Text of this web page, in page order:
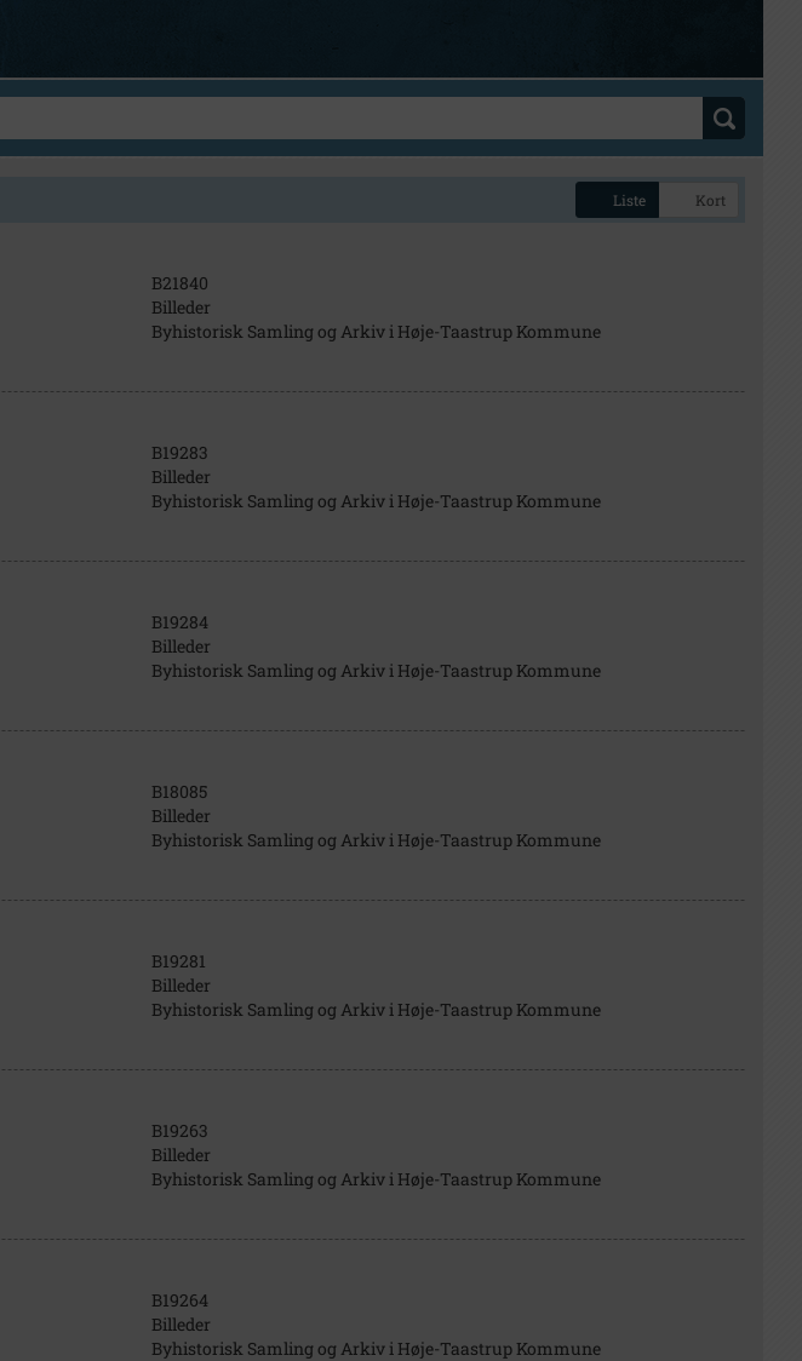
Liste Kort
B21840
Billeder
Byhistorisk Samling og Arkiv i Høje-Taastrup Kommune
B19283
Billeder
Byhistorisk Samling og Arkiv i Høje-Taastrup Kommune
B19284
Billeder
Byhistorisk Samling og Arkiv i Høje-Taastrup Kommune
B18085
Billeder
Byhistorisk Samling og Arkiv i Høje-Taastrup Kommune
B19281
Billeder
Byhistorisk Samling og Arkiv i Høje-Taastrup Kommune
B19263
Billeder
Byhistorisk Samling og Arkiv i Høje-Taastrup Kommune
B19264
Billeder
Byhistorisk Samling og Arkiv i Høje-Taastrup Kommune